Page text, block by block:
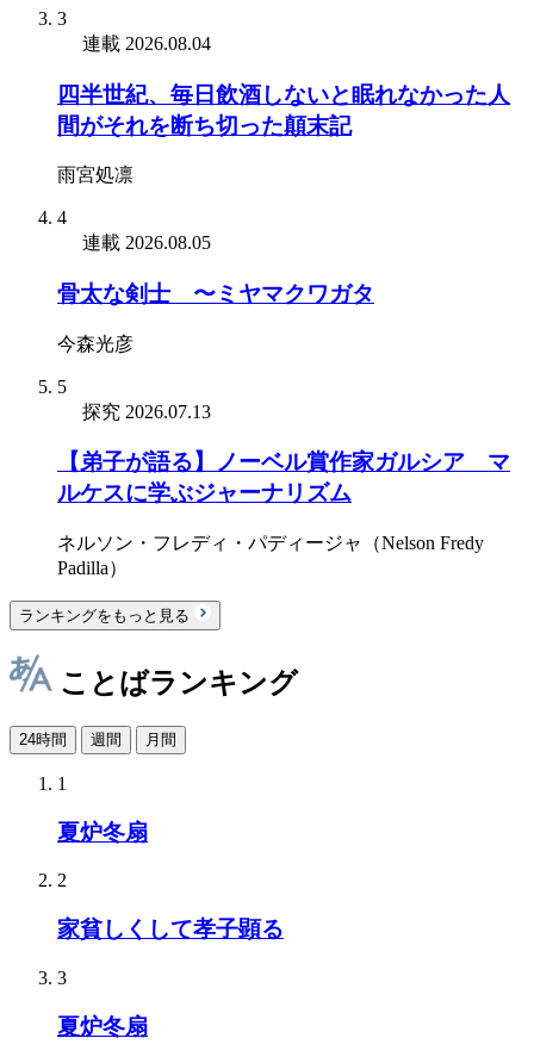
3
連載 2026.08.04
四半世紀、毎日飲酒しないと眠れなかった人
間がそれを断ち切った顛末記
雨宮処凛
4
連載 2026.08.05
骨太な剣士 〜ミヤマクワガタ
今森光彦
5
探究 2026.07.13
【弟子が語る】ノーベル賞作家ガルシア゠マ
ルケスに学ぶジャーナリズム
ネルソン・フレディ・パディージャ（Nelson Fredy
Padilla）
ランキングをもっと見る
ことばランキング
24時間 週間 月間
1
夏炉冬扇
2
家貧しくして孝子顕る
3
夏炉冬扇